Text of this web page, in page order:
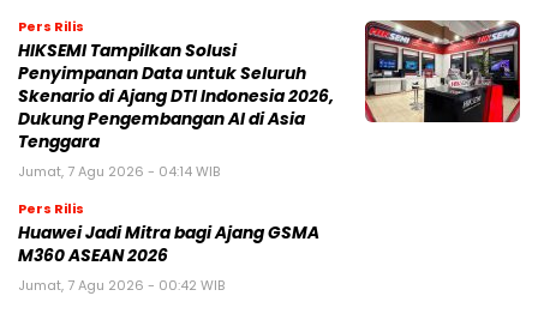
Pers Rilis
HIKSEMI Tampilkan Solusi
Penyimpanan Data untuk Seluruh
Skenario di Ajang DTI Indonesia 2026,
Dukung Pengembangan AI di Asia
Tenggara
Jumat, 7 Agu 2026 - 04:14 WIB
Pers Rilis
Huawei Jadi Mitra bagi Ajang GSMA
M360 ASEAN 2026
Jumat, 7 Agu 2026 - 00:42 WIB